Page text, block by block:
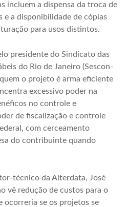
incluem a dispensa da troca de
e a disponibilidade de cópias
para usos distintos.
presidente do Sindicato das
do Rio de Janeiro (Sescon-
o projeto é arma eficiente
excessivo poder na
no controle e
de fiscalização e controle
com cerceamento
do contribuinte quando
técnico da Alterdata, José
vê redução de custos para o
se os projetos se